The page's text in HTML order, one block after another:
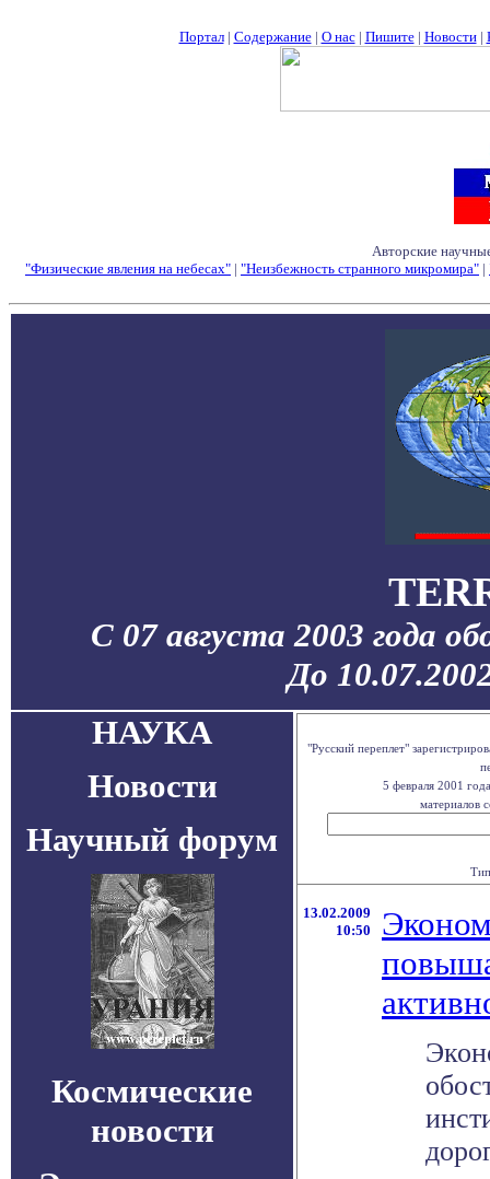
Портал| Содержание| О нас| Пишите| Новости|
Авторские
"Физические явления на небесах" | "Неизбежность странного микромира" |
С 07 августа 2003 года
До
НАУКА
Новости
Научный форум
Космические
новости
"Русский переплет"
5 февраля 2001
материалов
13.02.2009
10:50